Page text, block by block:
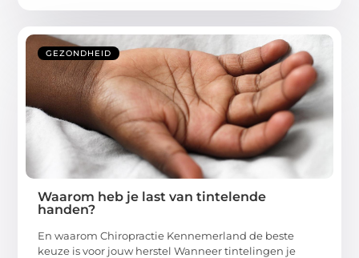
GEZONDHEID
Waarom heb je last van tintelende
handen?
En waarom Chiropractie Kennemerland de beste
keuze is voor jouw herstel Wanneer tintelingen je